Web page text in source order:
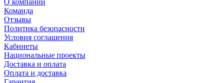
О компании
Команда
Отзывы
Политика безопасности
Условия соглашения
Кабинеты
Национальные проекты
Доставка и оплата
Оплата и доставка